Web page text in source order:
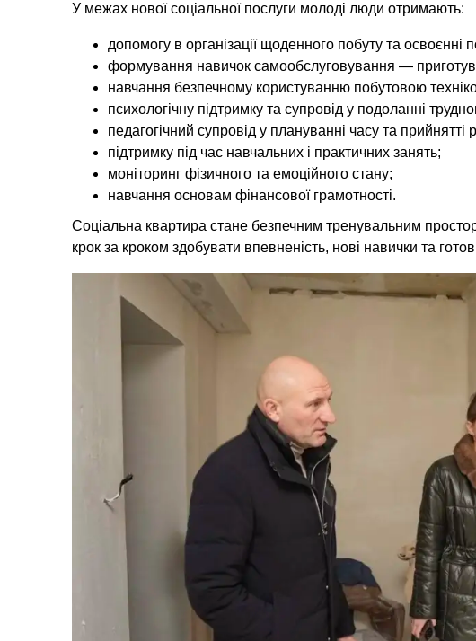
У межах нової соціальної послуги молоді люди отримають:
допомогу в організації щоденного побуту та освоєнні
формування навичок самообслуговування —
навчання безпечному користуванню побутовою
психологічну підтримку та супровід у подоланні
педагогічний супровід у плануванні часу та прийнятті
підтримку під час навчальних і практичних занять;
моніторинг фізичного та емоційного стану;
навчання основам фінансової грамотності.
Соціальна квартира стане безпечним тренувальним
крок за кроком здобувати впевненість, нові навички та